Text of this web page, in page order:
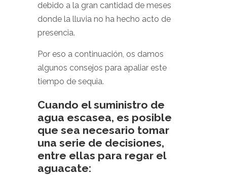
debido a la gran cantidad de meses
donde la lluvia no ha hecho acto de
presencia.
Por eso a continuación, os damos
algunos consejos para apaliar este
tiempo de sequia.
Cuando el suministro de
agua escasea, es posible
que sea necesario tomar
una serie de decisiones,
entre ellas para regar el
aguacate: